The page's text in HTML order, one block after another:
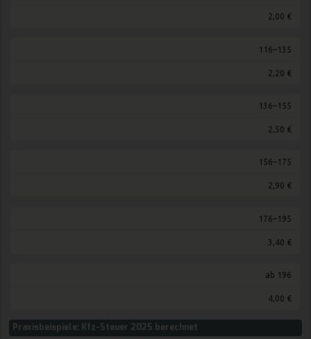
2,00 €
116–135
2,20 €
136–155
2,50 €
156–175
2,90 €
176–195
3,40 €
ab 196
4,00 €
Praxisbeispiele: Kfz-Steuer 2025 berechnet